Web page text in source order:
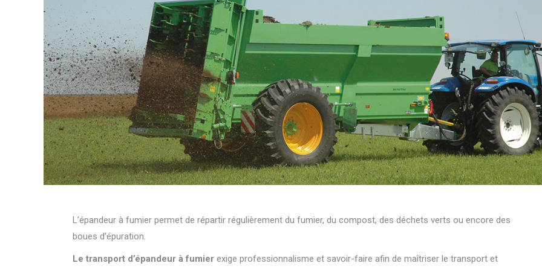
L’épandeur à fumier permet de répartir régulièrement du fumier, du compost, des déchets verts ou encore des
boues d’épuration.
Le transport d’épandeur à fumier exige professionnalisme et savoir-faire afin de maîtriser le transport et